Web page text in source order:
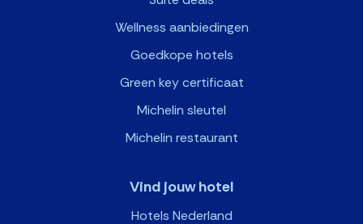
Wellness aanbiedingen
Goedkope hotels
Green key certificaat
Michelin sleutel
Michelin restaurant
Vind jouw hotel
Hotels Nederland